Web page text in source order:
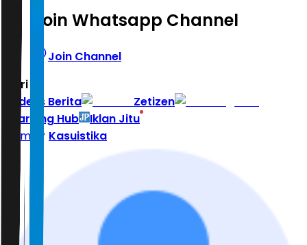
Join Whatsapp Channel
Join Channel
Hari ini
Indeks Berita
Zetizen
Learning Hub
Iklan Jitu
Home
Kasuistika